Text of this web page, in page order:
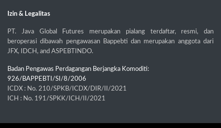
Izin & Legalitas
PT. Java Global Futures merupakan pialang terdaftar, resmi, dan
beroperasi dibawah pengawasan Bappebti dan merupakan anggota dari
JFX, IDCH, and ASPEBTINDO.
Badan Pengawas Perdagangan Berjangka Komoditi:
926/BAPPEBTI/SI/8/2006
ICDX : No. 210/SPKB/ICDX/DIR/II/2021
ICH : No. 191/SPKK/ICH/II/2021